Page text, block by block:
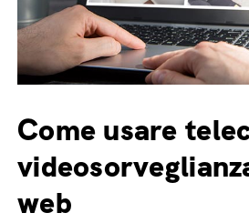
Come usare
web